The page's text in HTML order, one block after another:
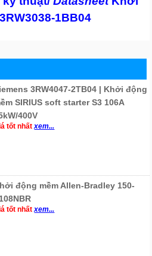
1BB04
3RW4047-2TB04 | Khởi động
SIRIUS soft starter S3 106A
400V
tốt nhấtxem...
động mềm Allen-Bradley 150-
tốt nhấtxem...